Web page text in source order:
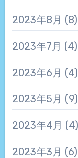
2023年8月 (8)
2023年7月 (4)
2023年6月 (4)
2023年5月 (9)
2023年4月 (4)
2023年3月 (6)